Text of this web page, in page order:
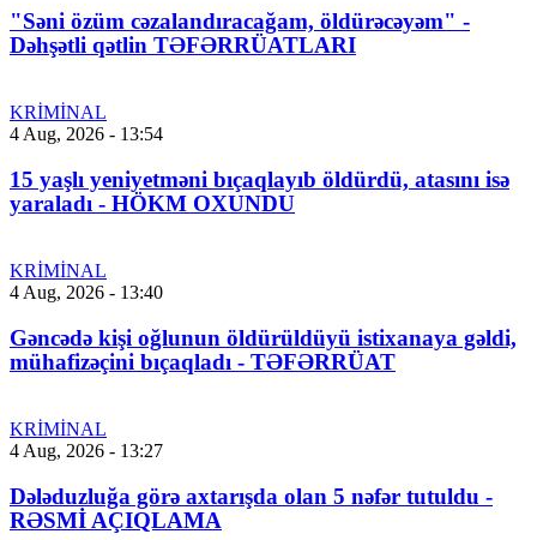
"Səni özüm cəzalandıracağam, öldürəcəyəm" -
Dəhşətli qətlin TƏFƏRRÜATLARI
KRİMİNAL
4 Aug, 2026 - 13:54
15 yaşlı yeniyetməni bıçaqlayıb öldürdü, atasını isə
yaraladı - HÖKM OXUNDU
KRİMİNAL
4 Aug, 2026 - 13:40
Gəncədə kişi oğlunun öldürüldüyü istixanaya gəldi,
mühafizəçini bıçaqladı - TƏFƏRRÜAT
KRİMİNAL
4 Aug, 2026 - 13:27
Dələduzluğa görə axtarışda olan 5 nəfər tutuldu -
RƏSMİ AÇIQLAMA